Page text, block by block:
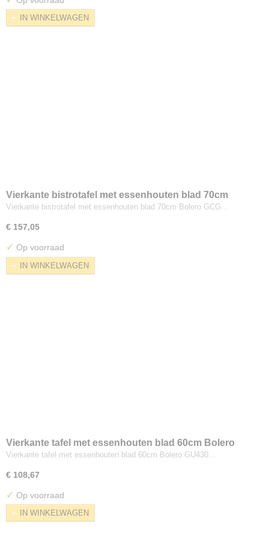
IN WINKELWAGEN
Vierkante bistrotafel met essenhouten blad 70cm
Bolero
Vierkante bistrotafel met essenhouten blad 70cm Bolero GCG…
€ 157,05
✓ Op voorraad
IN WINKELWAGEN
Vierkante tafel met essenhouten blad 60cm Bolero
Vierkante tafel met essenhouten blad 60cm Bolero GU430…
€ 108,67
✓ Op voorraad
IN WINKELWAGEN